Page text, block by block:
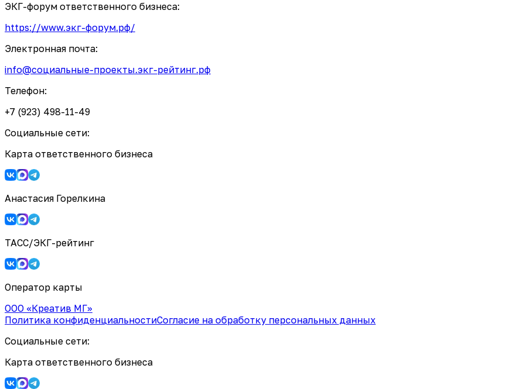
ЭКГ-форум ответственного бизнеса:
https://www.экг-форум.рф/
Электронная почта:
info@социальные-проекты.экг-рейтинг.рф
Телефон:
+7 (923) 498-11-49
Социальные сети:
Карта ответственного бизнеса
Анастасия Горелкина
ТАСС/ЭКГ-рейтинг
Оператор карты
ООО «Креатив МГ»
Политика конфиденциальностиСогласие на обработку персональных данных
Социальные сети:
Карта ответственного бизнеса